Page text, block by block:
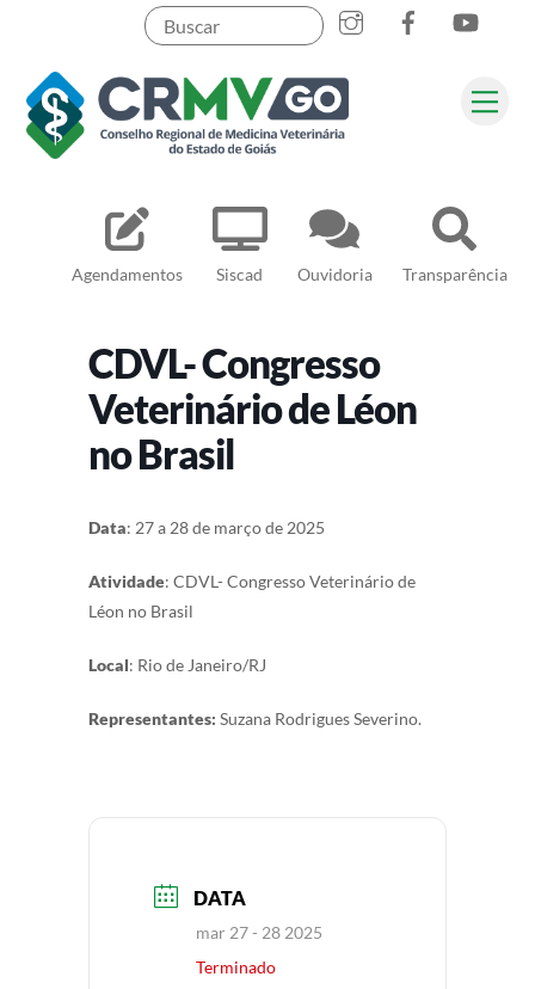
content
Agendamentos Siscad Ouvidoria Transparência
Pesquisar
CDVL- Congresso
Veterinário de Léon
no Brasil
Data: 27 a 28 de março de 2025
Atividade: CDVL- Congresso Veterinário de
Léon no Brasil
Local: Rio de Janeiro/RJ
Representantes: Suzana Rodrigues Severino.
DATA
mar 27 - 28 2025
Terminado